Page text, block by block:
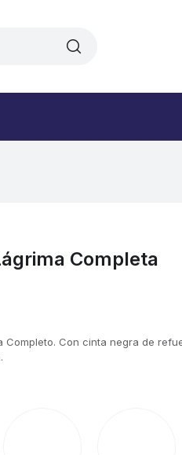
Completa
Completo. Con cinta negra de